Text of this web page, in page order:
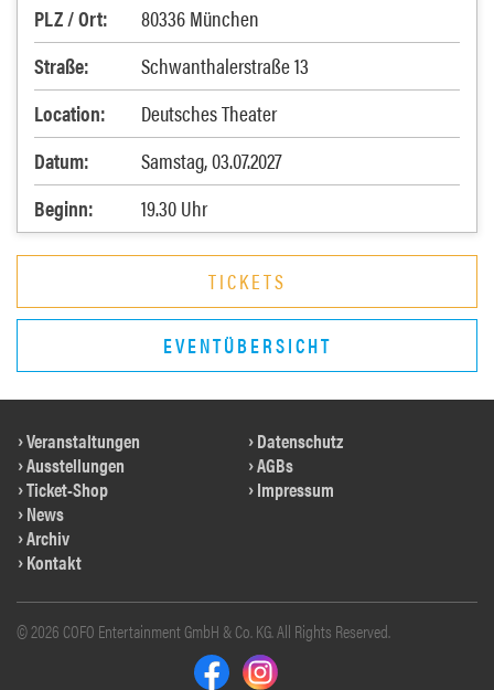
PLZ / Ort:
80336 München
Straße:
Schwanthalerstraße 13
Location:
Deutsches Theater
Datum:
Samstag, 03.07.2027
Beginn:
19.30 Uhr
TICKETS
EVENTÜBERSICHT
Veranstaltungen
Ausstellungen
Ticket-Shop
News
Archiv
Kontakt
Datenschutz
AGBs
Impressum
© 2026 COFO Entertainment GmbH & Co. KG. All Rights Reserved.